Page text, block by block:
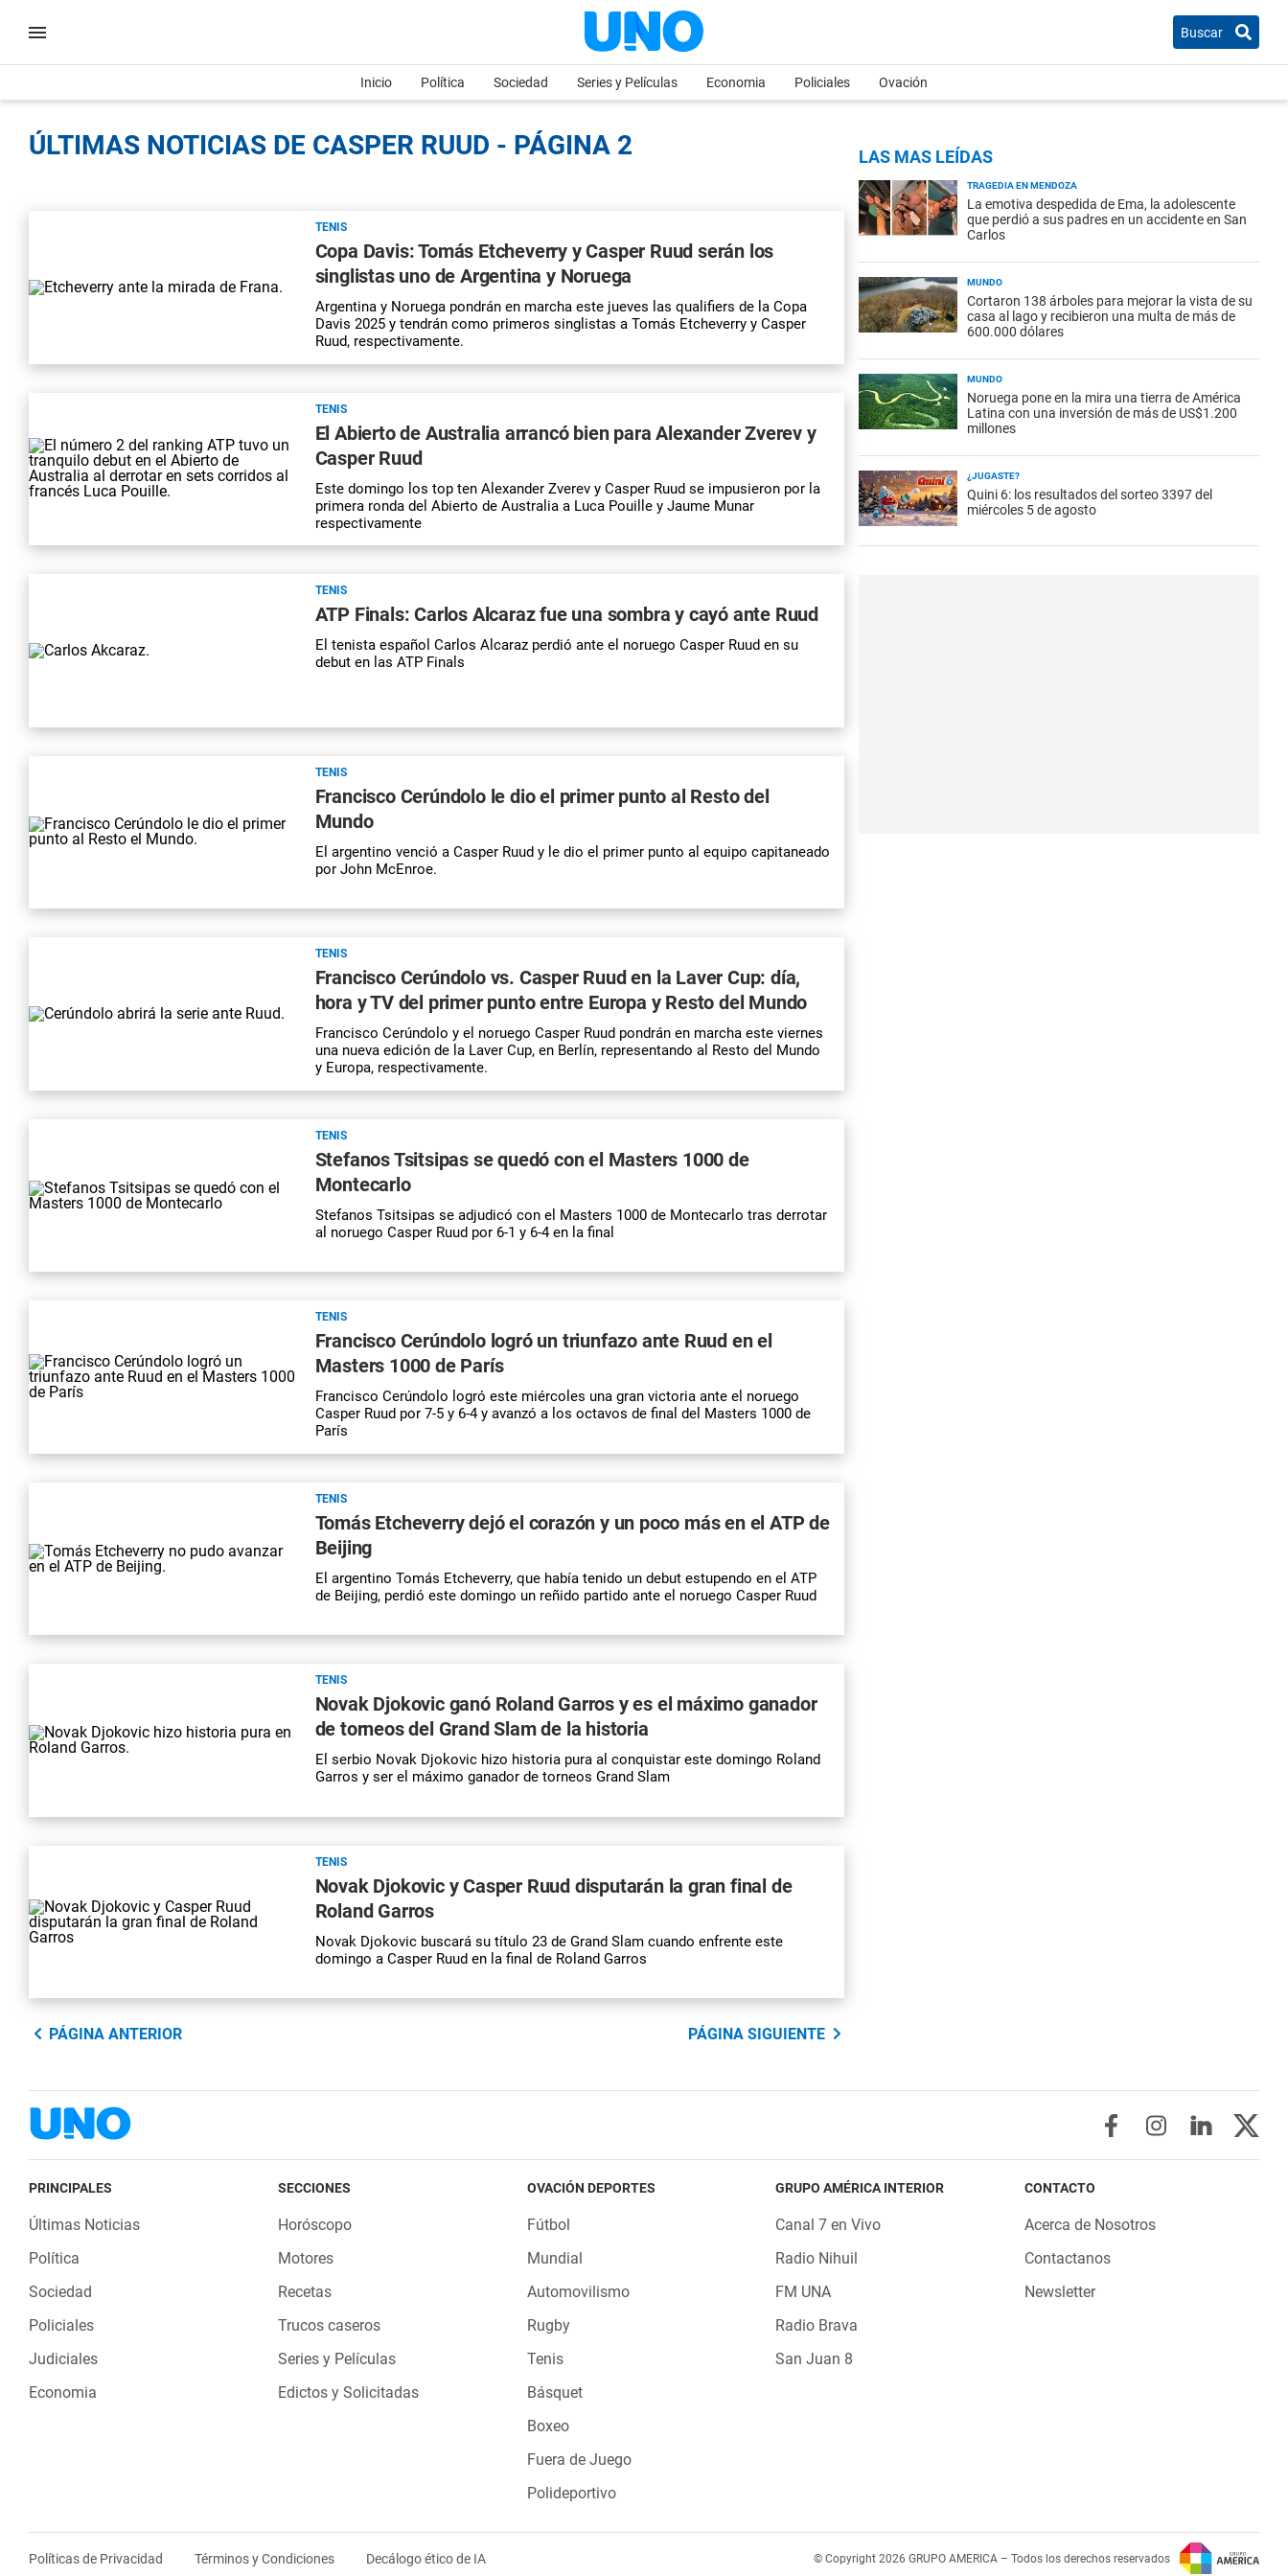
Buscar
Inicio Política Sociedad Series y Películas Economia Policiales Ovación
ÚLTIMAS NOTICIAS DE CASPER RUUD - PÁGINA 2
TENIS
Copa Davis: Tomás Etcheverry y Casper Ruud serán los
singlistas uno de Argentina y Noruega
Argentina y Noruega pondrán en marcha este jueves las qualifiers de la Copa
Davis 2025 y tendrán como primeros singlistas a Tomás Etcheverry y Casper
Ruud, respectivamente.
TENIS
El Abierto de Australia arrancó bien para Alexander Zverev y
Casper Ruud
Este domingo los top ten Alexander Zverev y Casper Ruud se impusieron por la
primera ronda del Abierto de Australia a Luca Pouille y Jaume Munar
respectivamente
TENIS
ATP Finals: Carlos Alcaraz fue una sombra y cayó ante Ruud
El tenista español Carlos Alcaraz perdió ante el noruego Casper Ruud en su
debut en las ATP Finals
TENIS
Francisco Cerúndolo le dio el primer punto al Resto del
Mundo
El argentino venció a Casper Ruud y le dio el primer punto al equipo capitaneado
por John McEnroe.
TENIS
Francisco Cerúndolo vs. Casper Ruud en la Laver Cup: día,
hora y TV del primer punto entre Europa y Resto del Mundo
Francisco Cerúndolo y el noruego Casper Ruud pondrán en marcha este viernes
una nueva edición de la Laver Cup, en Berlín, representando al Resto del Mundo
y Europa, respectivamente.
TENIS
Stefanos Tsitsipas se quedó con el Masters 1000 de
Montecarlo
Stefanos Tsitsipas se adjudicó con el Masters 1000 de Montecarlo tras derrotar
al noruego Casper Ruud por 6-1 y 6-4 en la final
TENIS
Francisco Cerúndolo logró un triunfazo ante Ruud en el
Masters 1000 de París
Francisco Cerúndolo logró este miércoles una gran victoria ante el noruego
Casper Ruud por 7-5 y 6-4 y avanzó a los octavos de final del Masters 1000 de
París
TENIS
Tomás Etcheverry dejó el corazón y un poco más en el ATP de
Beijing
El argentino Tomás Etcheverry, que había tenido un debut estupendo en el ATP
de Beijing, perdió este domingo un reñido partido ante el noruego Casper Ruud
TENIS
Novak Djokovic ganó Roland Garros y es el máximo ganador
de torneos del Grand Slam de la historia
El serbio Novak Djokovic hizo historia pura al conquistar este domingo Roland
Garros y ser el máximo ganador de torneos Grand Slam
TENIS
Novak Djokovic y Casper Ruud disputarán la gran final de
Roland Garros
Novak Djokovic buscará su título 23 de Grand Slam cuando enfrente este
domingo a Casper Ruud en la final de Roland Garros
PÁGINA ANTERIOR PÁGINA SIGUIENTE
LAS MAS LEÍDAS
TRAGEDIA EN MENDOZA
La emotiva despedida de Ema, la adolescente
que perdió a sus padres en un accidente en San
Carlos
MUNDO
Cortaron 138 árboles para mejorar la vista de su
casa al lago y recibieron una multa de más de
600.000 dólares
MUNDO
Noruega pone en la mira una tierra de América
Latina con una inversión de más de US$1.200
millones
¿JUGASTE?
Quini 6: los resultados del sorteo 3397 del
miércoles 5 de agosto
PRINCIPALES
Últimas Noticias
Política
Sociedad
Policiales
Judiciales
Economia
SECCIONES
Horóscopo
Motores
Recetas
Trucos caseros
Series y Películas
Edictos y Solicitadas
OVACIÓN DEPORTES
Fútbol
Mundial
Automovilismo
Rugby
Tenis
Básquet
Boxeo
Fuera de Juego
Polideportivo
GRUPO AMÉRICA INTERIOR
Canal 7 en Vivo
Radio Nihuil
FM UNA
Radio Brava
San Juan 8
CONTACTO
Acerca de Nosotros
Contactanos
Newsletter
Políticas de Privacidad Términos y Condiciones Decálogo ético de IA © Copyright 2026 GRUPO AMERICA – Todos los derechos reservados